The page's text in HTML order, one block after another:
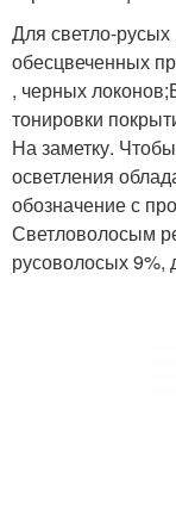
Для светло-
обесцвеченных
, черных
тонировки
На заметку.
осветления
обозначение с
Светловолосым
русоволосых 9%,